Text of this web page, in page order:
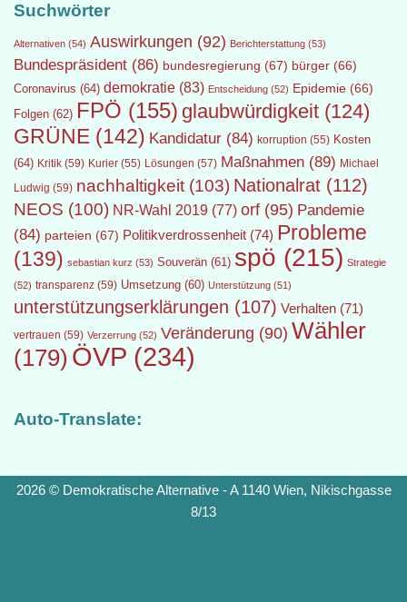
Suchwörter
Alternativen (54) Auswirkungen (92) Berichterstattung (53)
Bundespräsident (86) bundesregierung (67) bürger (66)
Coronavirus (64) demokratie (83) Entscheidung (52) Epidemie (66)
Folgen (62) FPÖ (155) glaubwürdigkeit (124)
GRÜNE (142) Kandidatur (84) korruption (55) Kosten
(64) Kritik (59) Kurier (55) Lösungen (57) Maßnahmen (89) Michael
Ludwig (59) nachhaltigkeit (103) Nationalrat (112)
NEOS (100) NR-Wahl 2019 (77) orf (95) Pandemie
(84) parteien (67) Politikverdrossenheit (74) Probleme
(139) sebastian kurz (53) Souverän (61) spö (215) Strategie
(52) transparenz (59) Umsetzung (60) Unterstützung (51)
unterstützungserklärungen (107) Verhalten (71)
vertrauen (59) Verzerrung (52) Veränderung (90) Wähler
(179) ÖVP (234)
Auto-Translate:
2026 © Demokratische Alternative - A 1140 Wien, Nikischgasse
8/13